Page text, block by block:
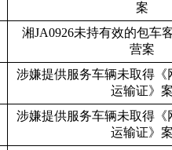
案
湘JA0926未持有效的包车
营案
涉嫌提供服务车辆未取得《
运输证》案
涉嫌提供服务车辆未取得《
运输证》案